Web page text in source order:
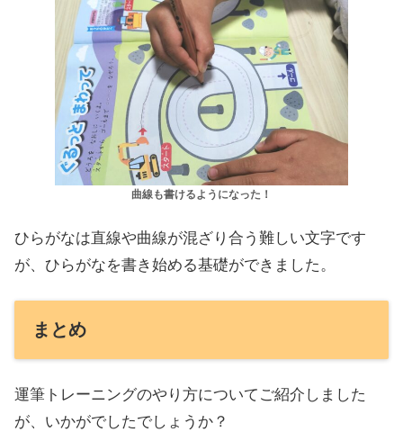
曲線も書けるようになった！
ひらがなは直線や曲線が混ざり合う難しい文字です
が、ひらがなを書き始める基礎ができました。
まとめ
運筆トレーニングのやり方についてご紹介しました
が、いかがでしたでしょうか？